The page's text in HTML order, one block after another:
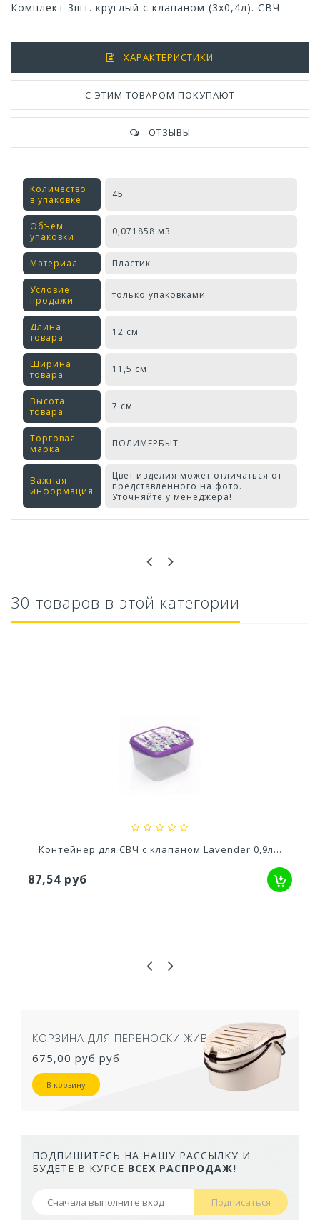
Комплект 3шт. круглый с клапаном (3х0,4л). СВЧ
ХАРАКТЕРИСТИКИ
С ЭТИМ ТОВАРОМ ПОКУПАЮТ
ОТЗЫВЫ
Количество
в упаковке
45
Объем
упаковки
0,071858 м3
Материал Пластик
Условие
продажи
только упаковками
Длина
товара
12 см
Ширина
товара
11,5 см
Высота
товара
7 см
Торговая
марка
ПОЛИМЕРБЫТ
Важная
информация
Цвет изделия может отличаться от
представленного на фото.
Уточняйте у менеджера!
Ускоритель компоста 60гр
30 товаров в этой категории
Lavender 0,9л... Контейнер
КОРЗИНА ДЛЯ ПЕРЕНОСКИ ЖИВОТНЫХ
675,00 руб руб
В корзину
ПОДПИШИТЕСЬ НА НАШУ РАССЫЛКУ И
БУДЕТЕ В КУРСЕ ВСЕХ РАСПРОДАЖ!
Подписаться